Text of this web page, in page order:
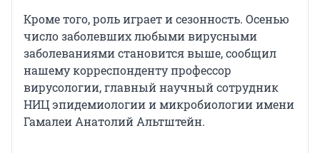
Кроме того, роль играет и сезонность. Осенью
число заболевших любыми вирусными
заболеваниями становится выше, сообщил
нашему корреспонденту профессор
вирусологии, главный научный сотрудник
НИЦ эпидемиологии и микробиологии имени
Гамалеи Анатолий Альтштейн.